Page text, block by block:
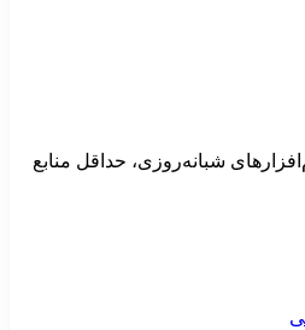
شبانه‌روزی، حداقل منابع